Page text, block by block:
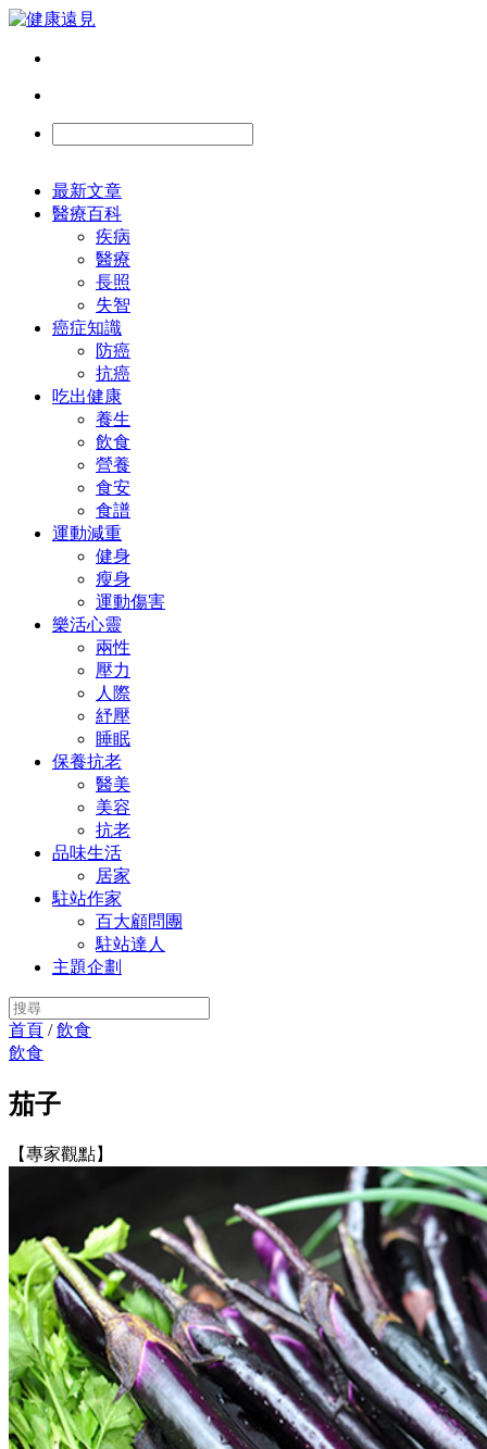
最新文章
醫療百科
疾病
醫療
長照
失智
癌症知識
防癌
抗癌
吃出健康
養生
飲食
營養
食安
食譜
運動減重
健身
瘦身
運動傷害
樂活心靈
兩性
壓力
人際
紓壓
睡眠
保養抗老
醫美
美容
抗老
品味生活
居家
駐站作家
百大顧問團
駐站達人
主題企劃
首頁 /飲食
飲食
茄子
【專家觀點】